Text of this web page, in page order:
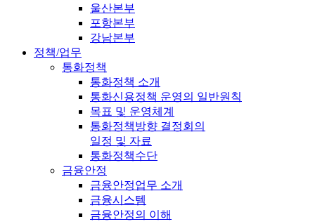
울산본부
포항본부
강남본부
정책/업무
통화정책
통화정책 소개
통화신용정책 운영의 일반원칙
목표 및 운영체계
통화정책방향 결정회의
일정 및 자료
통화정책수단
금융안정
금융안정업무 소개
금융시스템
금융안정의 이해